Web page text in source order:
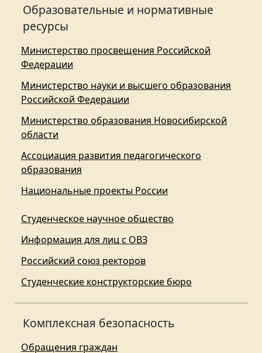
Образовательные и нормативные
ресурсы
Министерство просвещения Российской
Федерации
Министерство науки и высшего образования
Российской Федерации
Министерство образования Новосибирской
области
Ассоциация развития педагогического
образования
Национальные проекты России
Студенческое научное общество
Информация для лиц с ОВЗ
Российский союз ректоров
Студенческие конструкторские бюро
Комплексная безопасность
Обращения граждан